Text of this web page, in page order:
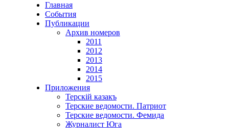
Главная
События
Публикации
Архив номеров
2011
2012
2013
2014
2015
Приложения
Терскiй казакъ
Терские ведомости. Патриот
Терские ведомости. Фемида
Журналист Юга